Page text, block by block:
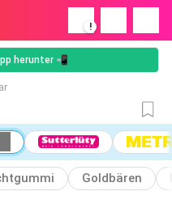
!
herunter 📲
Goldbären